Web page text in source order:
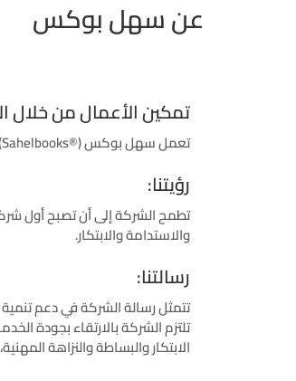
عن سهل بوكس
تمكين الأعمال من خلال
تعمل سهل بوكس (®Sahelbooks) على بناء مستقبل المحاسبة الرقمية عبر تبسيط الإدارة المالية للشركات وتمكينها من النمو المستدام في المنطقة.
رؤيتنا:
تطمح الشركة إلى أن تصبح أول
والاستدامة والابتكار.
رسالتنا:
تتمثل رسالة الشركة في دعم
تلتزم الشركة بالارتقاء بجودة
الابتكار والبساطة والنزاهة